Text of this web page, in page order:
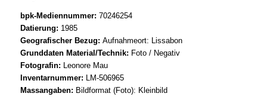
bpk-Mediennummer: 70246254
Datierung: 1985
Geografischer Bezug: Aufnahmeort: Lissabon
Grunddaten Material/Technik: Foto / Negativ
Fotografin: Leonore Mau
Inventarnummer: LM-506965
Massangaben: Bildformat (Foto): Kleinbild